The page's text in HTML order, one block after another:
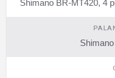
Shimano BR-MT420, 4